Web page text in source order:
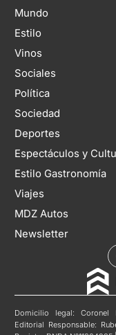
Mundo
Estilo
Vinos
Sociales
Política
Sociedad
Deportes
Espectáculos y
Estilo Gastronomía
Viajes
MDZ Autos
Newsletter
Domicilio legal: Coronel
Editorial Responsable: